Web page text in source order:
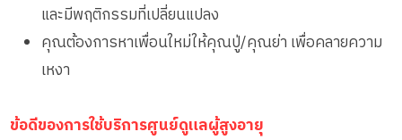
และมีพฤติกรรมที่เปลี่ยนแปลง
คุณต้องการหาเพื่อนใหม่ให้คุณปู่/คุณย่า เพื่อคลายความ
เหงา
ข้อดีของการใช้บริการศูนย์ดูแลผู้สูงอายุ